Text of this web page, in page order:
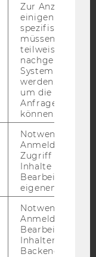
WEBSEITE
STUDIERENDE
Zur Anzeige von
einigen WU-
spezifischen
müssen
teilweise von
nachgelagerten
System
werden.
um die Antwort
Anfrage
können.
Notwendig für
Anmeldung und
Zugriff auf
Inhalte oder zur
Bearbeitung des
eigenen Profils.
Notwendig für
Anmeldung und
Bearbeitung von
Inhalten im
Backend.